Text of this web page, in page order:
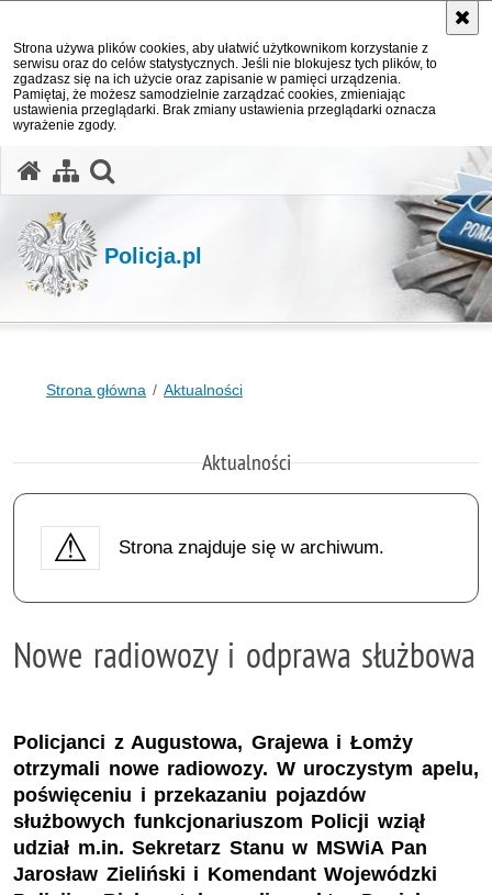
Strona używa plików cookies, aby ułatwić użytkownikom korzystanie z
serwisu oraz do celów statystycznych. Jeśli nie blokujesz tych plików, to
zgadzasz się na ich użycie oraz zapisanie w pamięci urządzenia.
Pamiętaj, że możesz samodzielnie zarządzać cookies, zmieniając
ustawienia przeglądarki. Brak zmiany ustawienia przeglądarki oznacza
wyrażenie zgody.
Policja.pl
Strona główna Aktualności
Aktualności
Strona znajduje się w archiwum.
Nowe radiowozy i odprawa służbowa
Policjanci z Augustowa, Grajewa i Łomży
otrzymali nowe radiowozy. W uroczystym apelu,
poświęceniu i przekazaniu pojazdów
służbowych funkcjonariuszom Policji wziął
udział m.in. Sekretarz Stanu w MSWiA Pan
Jarosław Zieliński i Komendant Wojewódzki